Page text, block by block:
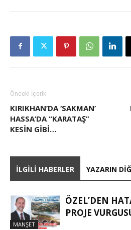
Önceki İçerik
KIRIKHAN’DA ‘SAKMAN’
HASSA’DA “KARATAŞ”
KESIN GIBI…
İLGILI HABERLER YAZARIN
MANŞET
ÖZEL’DEN
PROJE